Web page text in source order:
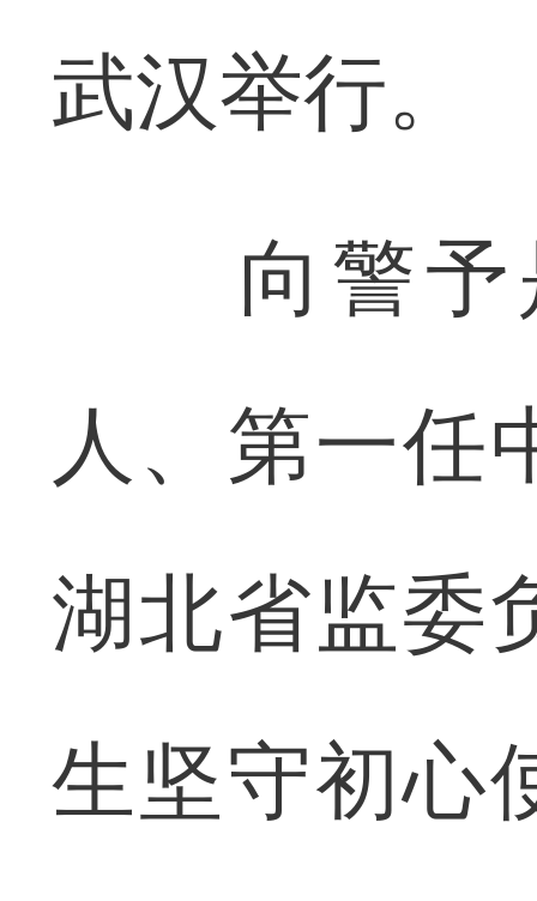
武汉举行。
向警予是
人、第一任
湖北省监委
生坚守初心